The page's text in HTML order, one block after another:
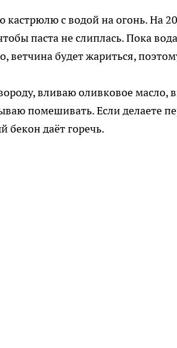
с водой на огонь. На
паста не слиплась. Пока
ветчина будет жариться,
вливаю оливковое
помешивать. Если делаете
даёт горечь.